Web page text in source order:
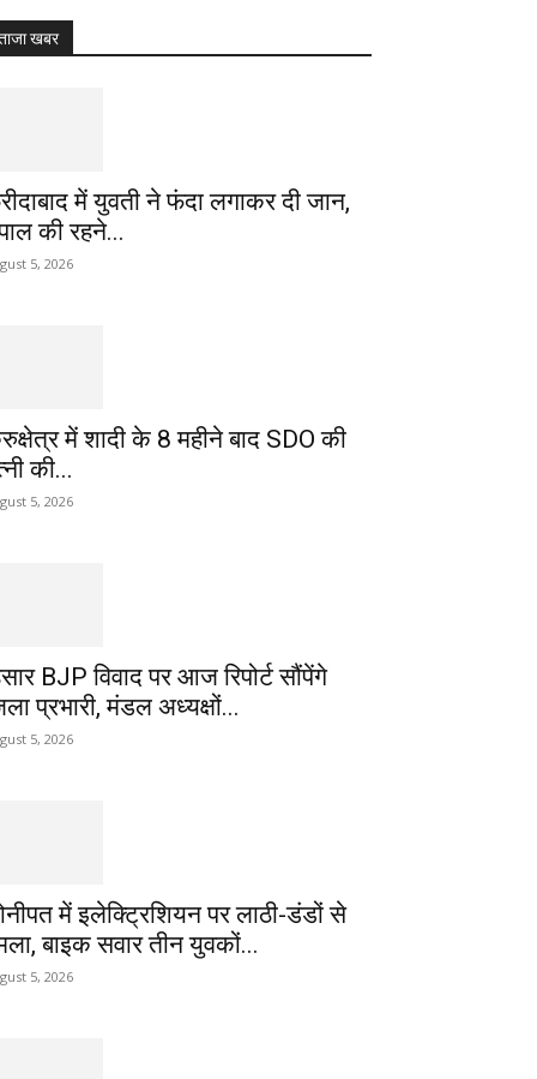
खबर
में युवती ने फंदा लगाकर दी जान,
की रहने...
5, 2026
में शादी के 8 महीने बाद SDO की
की...
5, 2026
BJP विवाद पर आज रिपोर्ट सौंपेंगे
प्रभारी, मंडल अध्यक्षों...
5, 2026
में इलेक्ट्रिशियन पर लाठी-डंडों से
बाइक सवार तीन युवकों...
5, 2026